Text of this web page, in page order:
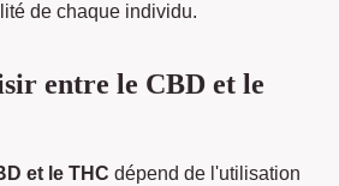
de chaque individu.
entre le CBD et le
et le THC dépend de l'utilisation